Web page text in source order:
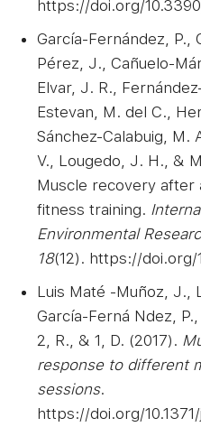
https://doi.org/
García-Fernández, P.,
Pérez, J., Cañuelo-
Elvar, J. R.,
Estevan, M. del C.,
Sánchez-Calabuig, M.
V., Lougedo, J. H., &
Muscle recovery after
fitness training.
Environmental
18(12). https://doi.org/
Luis Maté -Muñoz, J.,
García-Ferná Ndez,
2, R., & 1, D. (2017).
response to different
sessions.
https://doi.org/